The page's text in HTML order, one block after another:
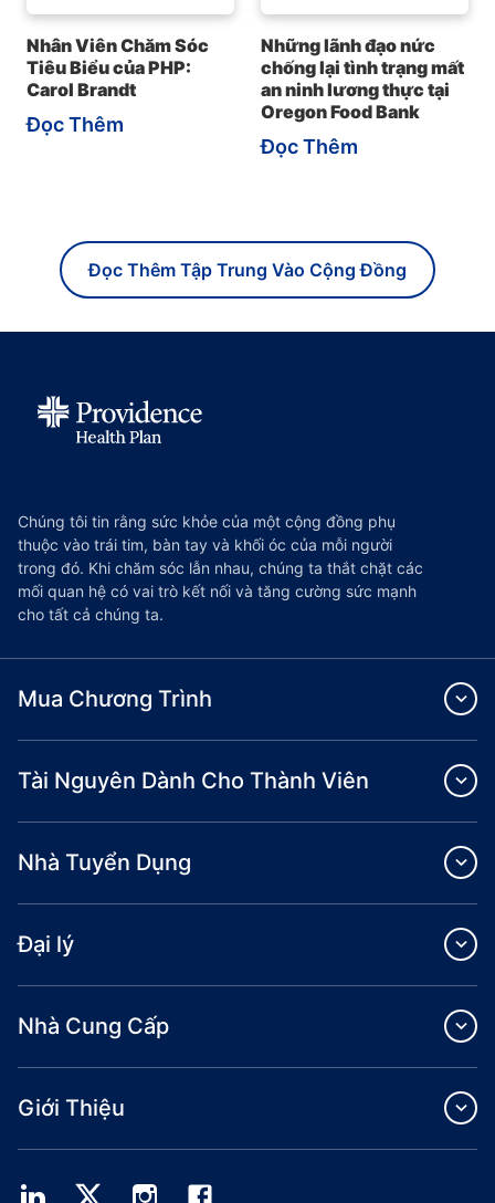
Nhân Viên Chăm Sóc
Tiêu Biểu của PHP:
Carol Brandt
Đọc Thêm
Những lãnh đạo nức
chống lại tình trạng mất
an ninh lương thực tại
Oregon Food Bank
Đọc Thêm
Đọc Thêm Tập Trung Vào Cộng Đồng
Chúng tôi tin rằng sức khỏe của một cộng đồng phụ
thuộc vào trái tim, bàn tay và khối óc của mỗi người
trong đó. Khi chăm sóc lẫn nhau, chúng ta thắt chặt các
mối quan hệ có vai trò kết nối và tăng cường sức mạnh
cho tất cả chúng ta.
Mua Chương Trình
Tài Nguyên Dành Cho Thành Viên
Nhà Tuyển Dụng
Đại lý
Nhà Cung Cấp
Giới Thiệu